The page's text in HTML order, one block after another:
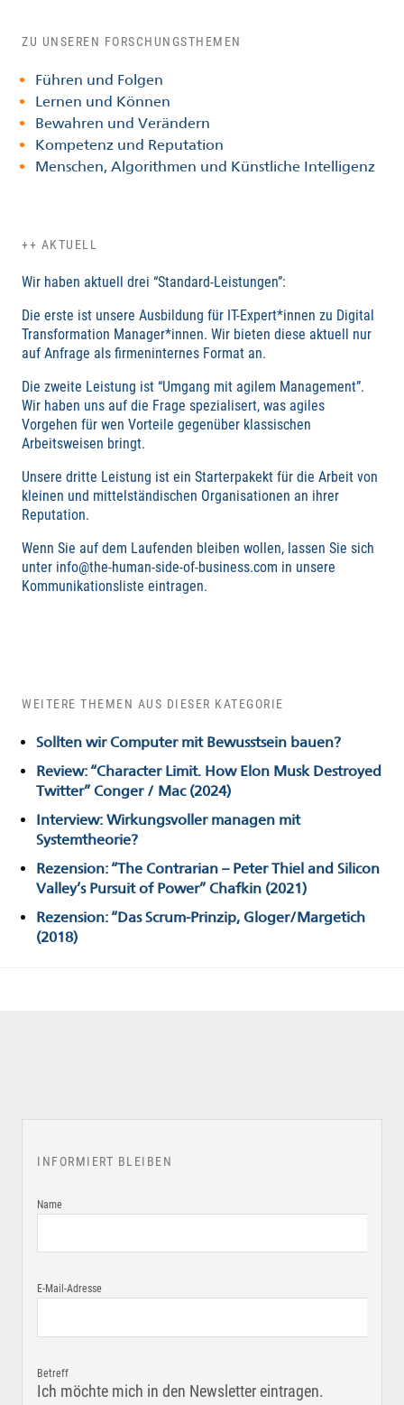
ZU UNSEREN FORSCHUNGSTHEMEN
Führen und Folgen
Lernen und Können
Bewahren und Verändern
Kompetenz und Reputation
Menschen, Algorithmen und Künstliche Intelligenz
++ AKTUELL
Wir haben aktuell drei “Standard-Leistungen”:
Die erste ist unsere Ausbildung für IT-Expert*innen zu Digital
Transformation Manager*innen. Wir bieten diese aktuell nur
auf Anfrage als firmeninternes Format an.
Die zweite Leistung ist “Umgang mit agilem Management”.
Wir haben uns auf die Frage spezialisert, was agiles
Vorgehen für wen Vorteile gegenüber klassischen
Arbeitsweisen bringt.
Unsere dritte Leistung ist ein Starterpakekt für die Arbeit von
kleinen und mittelständischen Organisationen an ihrer
Reputation.
Wenn Sie auf dem Laufenden bleiben wollen, lassen Sie sich
unter info@the-human-side-of-business.com in unsere
Kommunikationsliste eintragen.
WEITERE THEMEN AUS DIESER KATEGORIE
Sollten wir Computer mit Bewusstsein bauen?
Review: “Character Limit. How Elon Musk Destroyed
Twitter” Conger / Mac (2024)
Interview: Wirkungsvoller managen mit
Systemtheorie?
Rezension: “The Contrarian – Peter Thiel and Silicon
Valley’s Pursuit of Power” Chafkin (2021)
Rezension: “Das Scrum-Prinzip, Gloger/Margetich
(2018)
INFORMIERT BLEIBEN
Name
E-Mail-Adresse
Betreff
Ich möchte mich in den Newsletter eintragen.